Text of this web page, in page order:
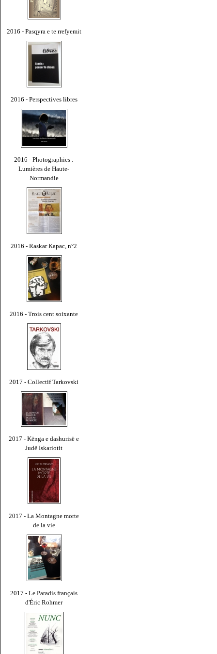
2016 - Pasqyra e te rrefyemit
2016 - Perspectives libres
2016 - Photographies :
Lumières de Haute-
Normandie
2016 - Raskar Kapac, n°2
2016 - Trois cent soixante
2017 - Collectif Tarkovski
2017 - Kënga e dashurisë e
Judë Iskariotit
2017 - La Montagne morte
de la vie
2017 - Le Paradis français
d'Éric Rohmer